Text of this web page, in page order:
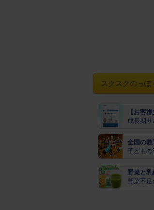
スクスクのっ
【お客
成長期サ
全国の教
子ども
野菜と乳
野菜不足